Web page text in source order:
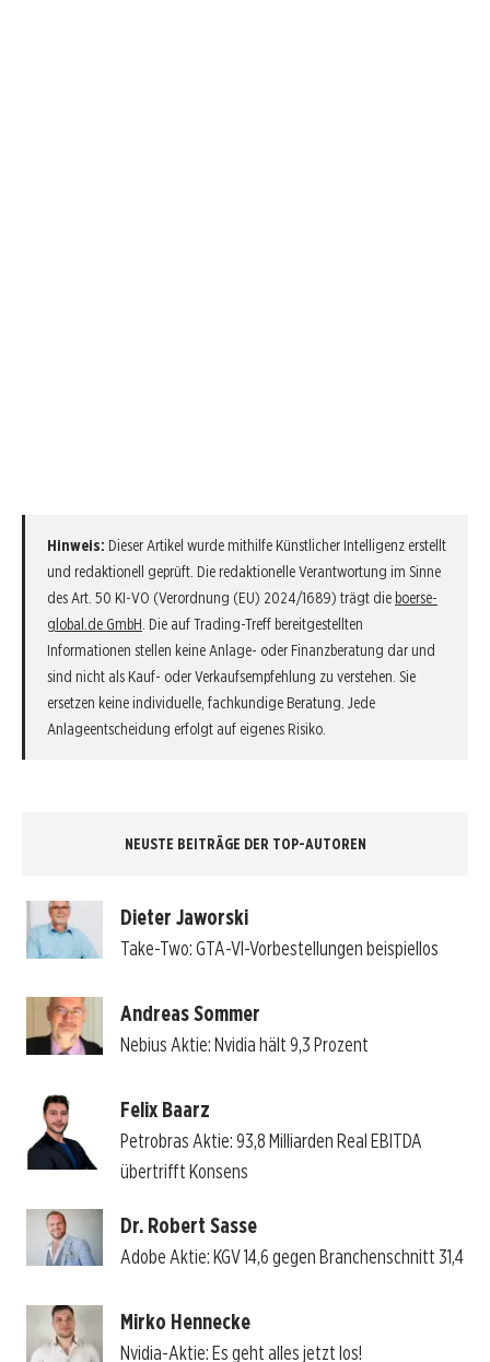
Hinweis: Dieser Artikel wurde mithilfe Künstlicher Intelligenz erstellt
und redaktionell geprüft. Die redaktionelle Verantwortung im Sinne
des Art. 50 KI-VO (Verordnung (EU) 2024/1689) trägt die boerse-
global.de GmbH . Die auf Trading-Treff bereitgestellten
Informationen stellen keine Anlage- oder Finanzberatung dar und
sind nicht als Kauf- oder Verkaufsempfehlung zu verstehen. Sie
ersetzen keine individuelle, fachkundige Beratung. Jede
Anlageentscheidung erfolgt auf eigenes Risiko.
NEUSTE BEITRÄGE DER TOP-AUTOREN
Dieter Jaworski
Take-Two: GTA-VI-Vorbestellungen beispiellos
Andreas Sommer
Nebius Aktie: Nvidia hält 9,3 Prozent
Felix Baarz
Petrobras Aktie: 93,8 Milliarden Real EBITDA
übertrifft Konsens
Dr. Robert Sasse
Adobe Aktie: KGV 14,6 gegen Branchenschnitt 31,4
Mirko Hennecke
Nvidia-Aktie: Es geht alles jetzt los!